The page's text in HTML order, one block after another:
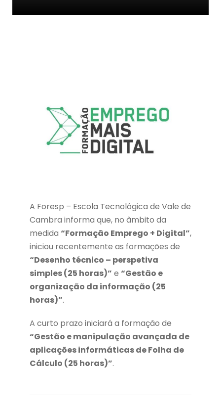
A Foresp – Escola Tecnológica de Vale de
Cambra informa que, no âmbito da
medida “Formação Emprego + Digital”,
iniciou recentemente as formações de
“Desenho técnico – perspetiva
simples (25 horas)” e “Gestão e
organização da informação (25
horas)”.
A curto prazo iniciará a formação de
“Gestão e manipulação avançada de
aplicações informáticas de Folha de
Cálculo (25 horas)”.